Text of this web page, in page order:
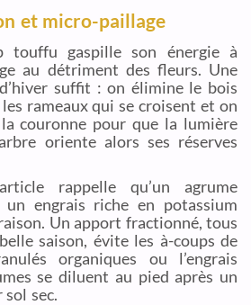
et micro-paillage
touffu gaspille son énergie à
au détriment des fleurs. Une
suffit : on élimine le bois
rameaux qui se croisent et on
couronne pour que la lumière
oriente alors ses réserves
rappelle qu’un agrume
un engrais riche en potassium
Un apport fractionné, tous
saison, évite les à-coups de
organiques ou l’engrais
se diluent au pied après un
sol sec.